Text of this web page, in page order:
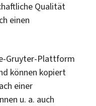
Qualität
einen
Gruyter-Plattform
können kopiert
einer
u. a. auch